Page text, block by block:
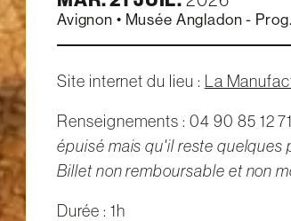
Avignon • Musée Angladon -
Site internet du lieu : La
Renseignements : 04 90 85 12
épuisé mais qu'il reste
Billet non remboursable et non
Durée : 1h